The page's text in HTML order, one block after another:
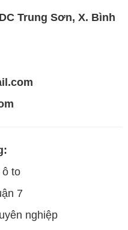
Trung Sơn, X. Bình
ô to
7
nghiệp